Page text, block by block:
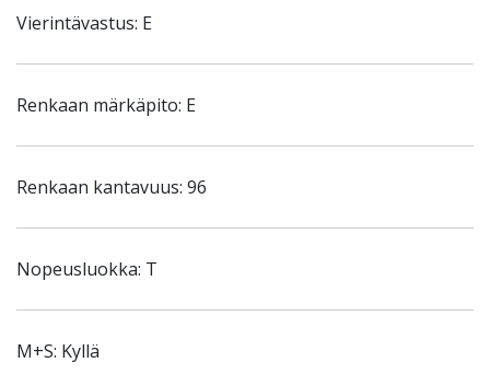
Vierintävastus: E
Renkaan märkäpito: E
Renkaan kantavuus: 96
Nopeusluokka: T
M+S: Kyllä